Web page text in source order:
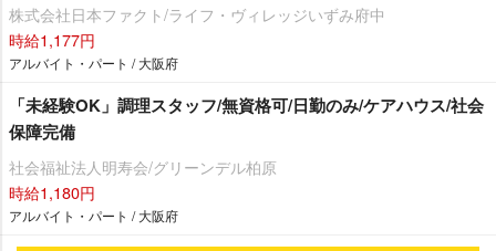
株式会社日本ファクト/ライフ・ヴィレッジいずみ府中
時給1,177円
アルバイト・パート / 大阪府
「未経験OK」調理スタッフ/無資格可/日勤のみ/ケアハウス/社会
保障完備
社会福祉法人明寿会/グリーンデル柏原
時給1,180円
アルバイト・パート / 大阪府